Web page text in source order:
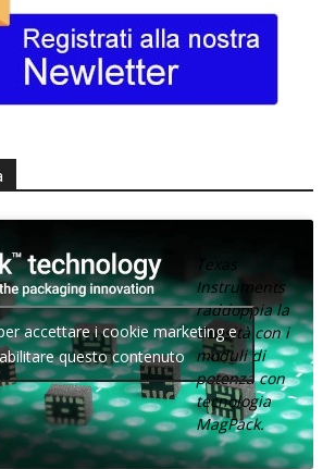
Texas
Instruments
raddoppia la
densità con i
moduli di
potenza con
tecnologia
MagPack.
accettare i cookie marketing e
questo contenuto